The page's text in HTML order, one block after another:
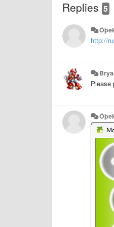
Replies 5
http://
Please